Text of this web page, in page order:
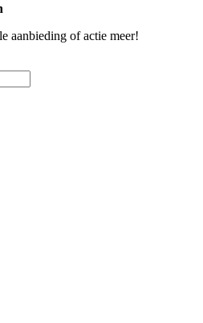
aanbieding of actie meer!